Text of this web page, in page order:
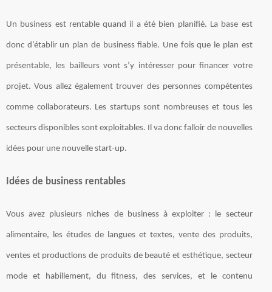
Un business est rentable quand il a été bien planifié. La base est
donc d’établir un plan de business fiable. Une fois que le plan est
présentable, les bailleurs vont s’y intéresser pour financer votre
projet. Vous allez également trouver des personnes compétentes
comme collaborateurs. Les startups sont nombreuses et tous les
secteurs disponibles sont exploitables. Il va donc falloir de nouvelles
idées pour une nouvelle start-up.
Idées de business rentables
Vous avez plusieurs niches de business à exploiter : le secteur
alimentaire, les études de langues et textes, vente des produits,
ventes et productions de produits de beauté et esthétique, secteur
mode et habillement, du fitness, des services, et le contenu